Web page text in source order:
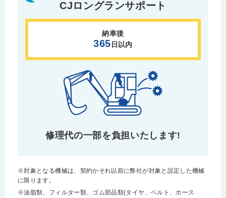
CJロングランサポート
納車後
365 日以内
修理代の一部を負担いたします!
※対象となる機械は、契約かそれ以前に弊社が対象と設定した機械
に限ります。
※油脂類、フィルター類、ゴム部品類(タイヤ、ベルト、ホース